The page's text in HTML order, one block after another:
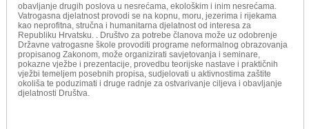
obavljanje drugih poslova u nesrećama, ekološkim i inim nesrećama.
Vatrogasna djelatnost provodi se na kopnu, moru, jezerima i rijekama
kao neprofitna, stručna i humanitarna djelatnost od interesa za
Republiku Hrvatsku. . Društvo za potrebe članova može uz odobrenje
Državne vatrogasne škole provoditi programe neformalnog obrazovanja
propisanog Zakonom, može organizirati savjetovanja i seminare,
pokazne vježbe i prezentacije, provedbu teorijske nastave i praktičnih
vježbi temeljem posebnih propisa, sudjelovati u aktivnostima zaštite
okoliša te poduzimati i druge radnje za ostvarivanje ciljeva i obavljanje
djelatnosti Društva.